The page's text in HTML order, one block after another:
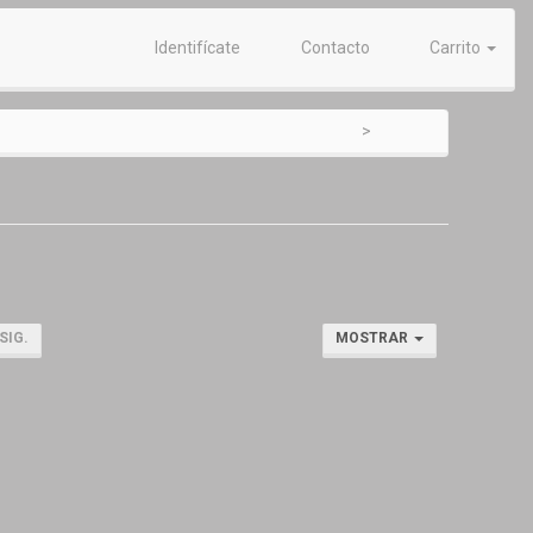
Identifícate Contacto Carrito
SIG. MOSTRAR